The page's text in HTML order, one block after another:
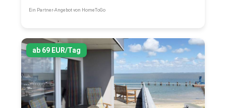
Ein Partner-Angebot von HomeToGo
ab 69 EUR/Tag